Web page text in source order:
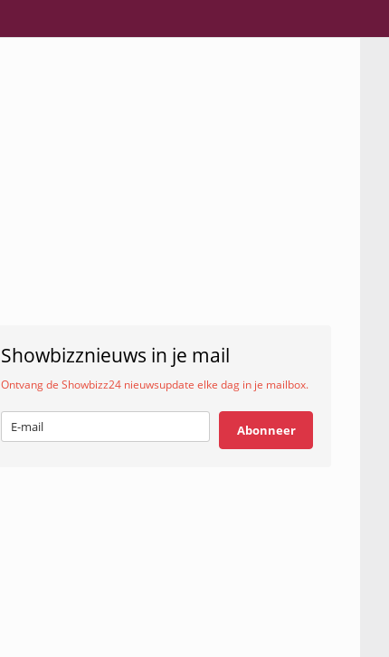
Showbizznieuws in je mail
Ontvang de Showbizz24 nieuwsupdate elke dag in je mailbox.
Abonneer